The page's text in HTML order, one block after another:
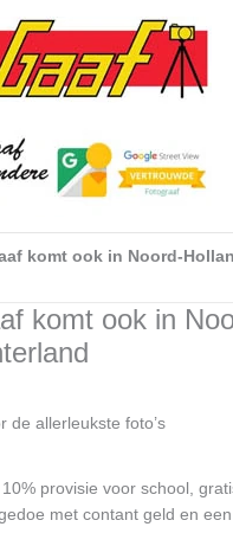
komt ook in Noord-
komt ook in
de allerleukste foto’s
provisie voor school,
met contant geld en